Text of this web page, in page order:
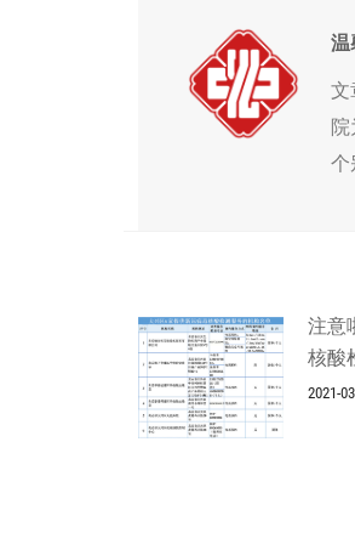
温
文
院
个
注意
核酸
2021-